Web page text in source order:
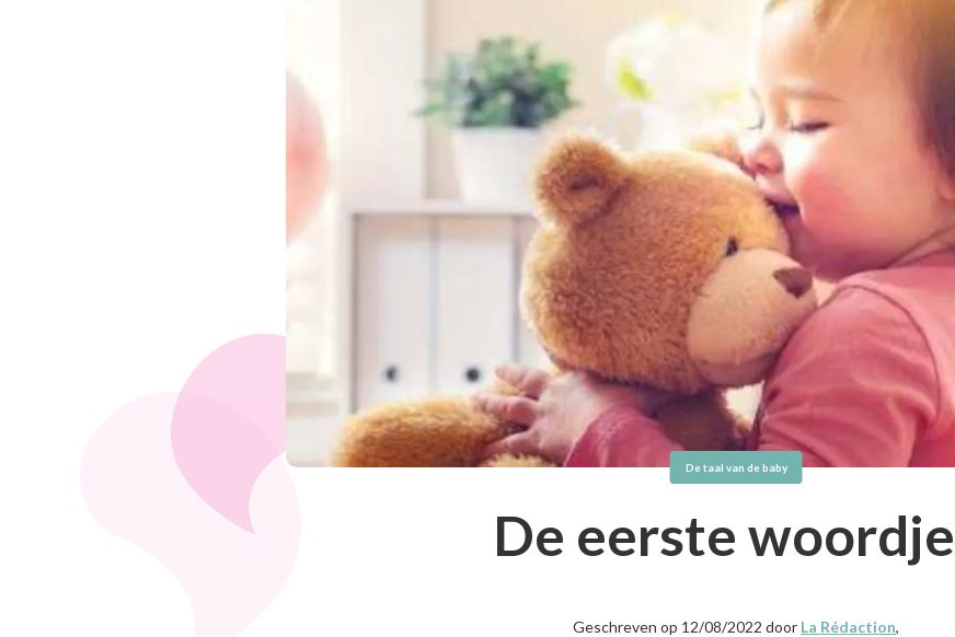
De taal van de baby
De eerste
Geschreven op 12/08/2022 door La Rédaction,